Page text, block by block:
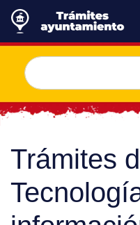
Trámites